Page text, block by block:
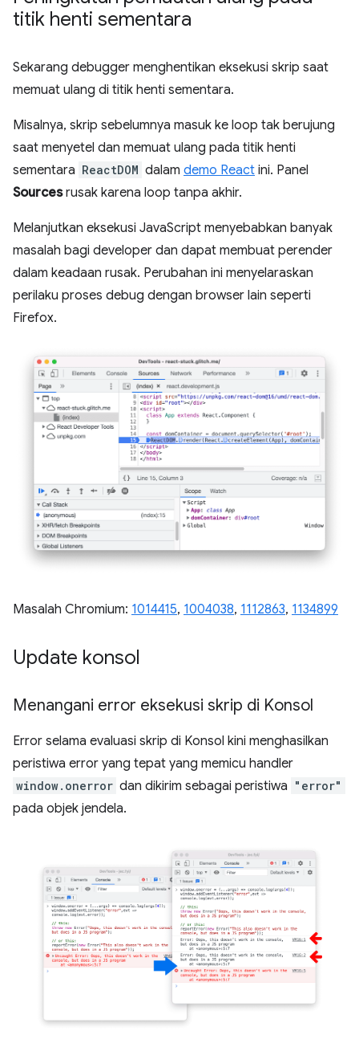
titik henti sementara
Sekarang debugger menghentikan eksekusi skrip saat
memuat ulang di titik henti sementara.
Misalnya, skrip sebelumnya masuk ke loop tak berujung
saat menyetel dan memuat ulang pada titik henti
sementara ReactDOM dalam demo React ini. Panel
Sourcesrusak karena loop tanpa akhir.
Melanjutkan eksekusi JavaScript menyebabkan banyak
masalah bagi developer dan dapat membuat perender
dalam keadaan rusak. Perubahan ini menyelaraskan
perilaku proses debug dengan browser lain seperti
Firefox.
Masalah Chromium: 1014415, 1004038, 1112863, 1134899
Update konsol
Menangani error eksekusi skrip di Konsol
Error selama evaluasi skrip di Konsol kini menghasilkan
peristiwa error yang tepat yang memicu handler
window.onerror dan dikirim sebagai peristiwa "error"
pada objek jendela.